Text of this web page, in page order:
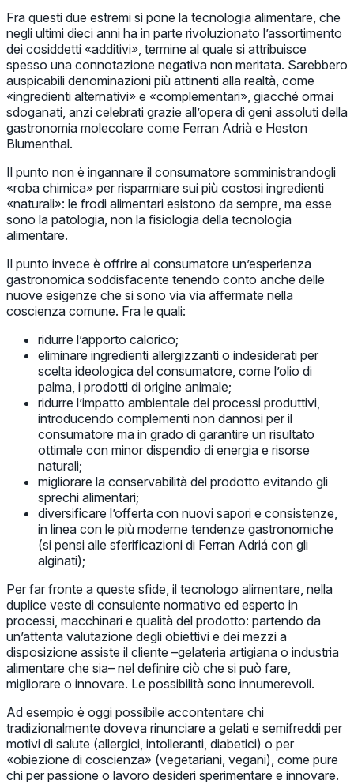
Fra questi due estremi si pone la tecnologia alimentare, che
negli ultimi dieci anni ha in parte rivoluzionato l’assortimento
dei cosiddetti «additivi», termine al quale si attribuisce
spesso una connotazione negativa non meritata. Sarebbero
auspicabili denominazioni più attinenti alla realtà, come
«ingredienti alternativi» e «complementari», giacché ormai
sdoganati, anzi celebrati grazie all’opera di geni assoluti della
gastronomia molecolare come Ferran Adrià e Heston
Blumenthal.
Il punto non è ingannare il consumatore somministrandogli
«roba chimica» per risparmiare sui più costosi ingredienti
«naturali»: le frodi alimentari esistono da sempre, ma esse
sono la patologia, non la fisiologia della tecnologia
alimentare.
Il punto invece è offrire al consumatore un’esperienza
gastronomica soddisfacente tenendo conto anche delle
nuove esigenze che si sono via via affermate nella
coscienza comune. Fra le quali:
ridurre l’apporto calorico;
eliminare ingredienti allergizzanti o indesiderati per
scelta ideologica del consumatore, come l’olio di
palma, i prodotti di origine animale;
ridurre l’impatto ambientale dei processi produttivi,
introducendo complementi non dannosi per il
consumatore ma in grado di garantire un risultato
ottimale con minor dispendio di energia e risorse
naturali;
migliorare la conservabilità del prodotto evitando gli
sprechi alimentari;
diversificare l’offerta con nuovi sapori e consistenze,
in linea con le più moderne tendenze gastronomiche
(si pensi alle sferificazioni di Ferran Adriá con gli
alginati);
Per far fronte a queste sfide, il tecnologo alimentare, nella
duplice veste di consulente normativo ed esperto in
processi, macchinari e qualità del prodotto: partendo da
un’attenta valutazione degli obiettivi e dei mezzi a
disposizione assiste il cliente –gelateria artigiana o industria
alimentare che sia– nel definire ciò che si può fare,
migliorare o innovare. Le possibilità sono innumerevoli.
Ad esempio è oggi possibile accontentare chi
tradizionalmente doveva rinunciare a gelati e semifreddi per
motivi di salute (allergici, intolleranti, diabetici) o per
«obiezione di coscienza» (vegetariani, vegani), come pure
chi per passione o lavoro desideri sperimentare e innovare.